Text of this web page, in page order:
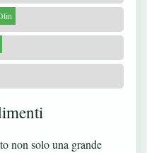
non solo una grande